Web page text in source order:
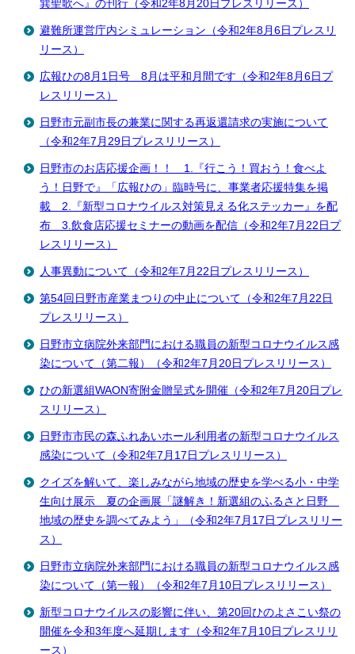
巽聖歌へ』の刊行（令和2年8月20日プレスリリース）
避難所運営庁内シミュレーション（令和2年8月6日プレスリ
リース）
広報ひの8月1日号 8月は平和月間です（令和2年8月6日プ
レスリリース）
日野市元副市長の兼業に関する再返還請求の実施について
（令和2年7月29日プレスリリース）
日野市のお店応援企画！！ 1.『行こう！買おう！食べよ
う！日野で』「広報ひの」臨時号に、事業者応援特集を掲
載 2.『新型コロナウイルス対策見える化ステッカー』を配
布 3.飲食店応援セミナーの動画を配信（令和2年7月22日プ
レスリリース）
人事異動について（令和2年7月22日プレスリリース）
第54回日野市産業まつりの中止について（令和2年7月22日
プレスリリース）
日野市立病院外来部門における職員の新型コロナウイルス感
染について（第二報）（令和2年7月20日プレスリリース）
ひの新選組WAON寄附金贈呈式を開催（令和2年7月20日プレ
スリリース）
日野市市民の森ふれあいホール利用者の新型コロナウイルス
感染について（令和2年7月17日プレスリリース）
クイズを解いて、楽しみながら地域の歴史を学べる小・中学
生向け展示 夏の企画展「謎解き！新選組のふるさと日野
地域の歴史を調べてみよう」（令和2年7月17日プレスリリー
ス）
日野市立病院外来部門における職員の新型コロナウイルス感
染について（第一報）（令和2年7月10日プレスリリース）
新型コロナウイルスの影響に伴い、第20回ひのよさこい祭の
開催を令和3年度へ延期します（令和2年7月10日プレスリリ
ース）